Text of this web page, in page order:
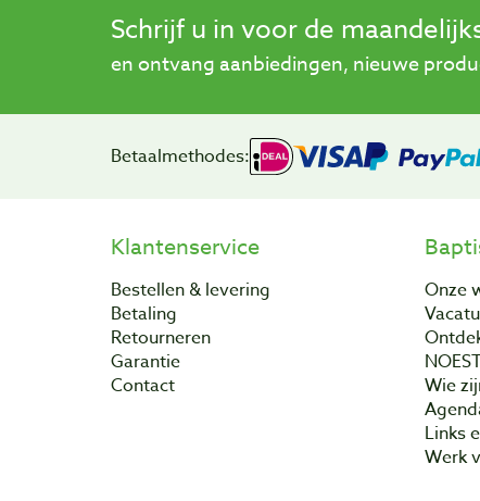
Schrijf u in voor de
en ontvang aanbiedingen, nieuwe
Betaalmethodes:
Klantenservice
Bestellen & levering
Betaling
Retourneren
Garantie
Contact
Onze
Wie
Links
Werk